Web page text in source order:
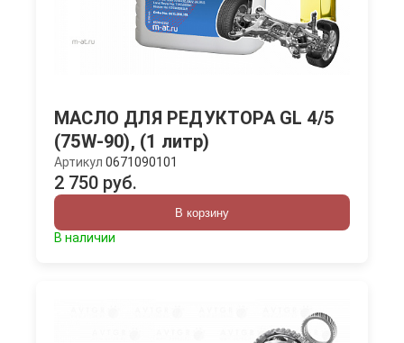
МАСЛО ДЛЯ РЕДУКТОРА GL 4/5
(75W-90), (1 литр)
Артикул 0671090101
2 750 руб.
В корзину
В наличии